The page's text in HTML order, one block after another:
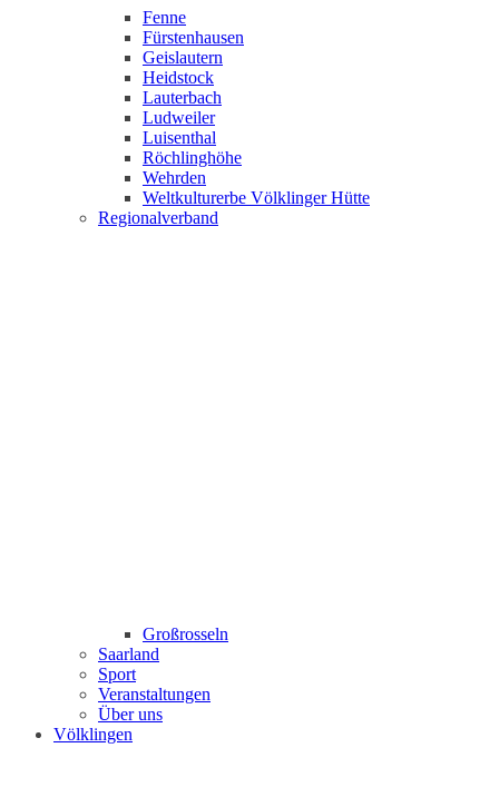
Fenne
Fürstenhausen
Geislautern
Heidstock
Lauterbach
Ludweiler
Luisenthal
Röchlinghöhe
Wehrden
Weltkulturerbe Völklinger Hütte
Regionalverband
Großrosseln
Saarland
Sport
Veranstaltungen
Über uns
Völklingen